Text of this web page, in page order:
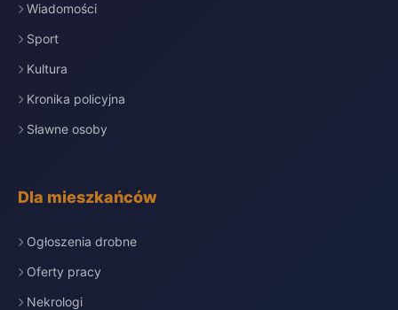
Wiadomości
Sport
Kultura
Kronika policyjna
Sławne osoby
Dla mieszkańców
Ogłoszenia drobne
Oferty pracy
Nekrologi